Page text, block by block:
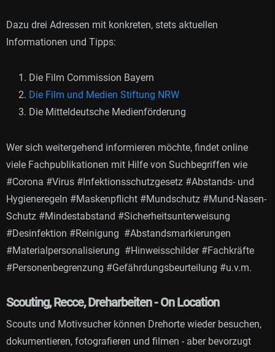
Dazu drei Adressen mit konkreten, stets aktuellen
Informationen und Tipps:
Die Film Commission Bayern
Die Film und Medien Stiftung NRW
Die Mitteldeutsche Medienförderung
Wer sich weitergehend informieren möchte, findet online
viele Fachpublikationen mit Hilfe von Suchbegriffen wie
#Corona #Virus #Infektionsschutzgesetz #Abstands- und
Hygieneregeln #Maskenpflicht #Mundschutz #Mund-Nasen-
Schutz #Mindestabstand #Sicherheitsunterweisung
#Desinfektion #Reinigung #Abstandsmarkierungen
#Materialpersonalisierung #Hinweisschilder #Fachkräfte
#Personenbegrenzung #Gefährdungsbeurteilung #u.v.m.
Scouting, Recce, Dreharbeiten - On Location
Scouts und Motivsucher können Drehorte wieder besuchen,
dokumentieren, fotografieren und filmen - aber bevorzugt